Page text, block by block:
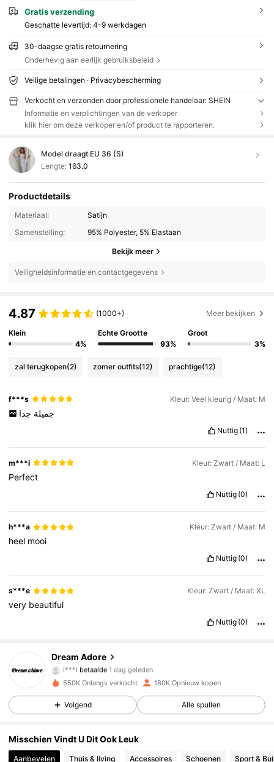
Gratis verzending
Geschatte levertijd: 4-9 werkdagen
30-daagse gratis retournering
Onderhevig aan eerlijk gebruiksbeleid
Veilige betalingen · Privacybescherming
Verkocht en verzonden door professionele handelaar: SHEIN
Informatie en verplichtingen van de verkoper
klik hier om deze verkoper en/of product te rapporteren.
Model draagt:EU 36 (S)
Lengte: 163.0
Productdetails
Materiaal:
Satijn
Samenstelling:
95% Polyester, 5% Elastaan
Bekijk meer
Veiligheidsinformatie en contactgegevens
4.87 (1000+) Meer bekijken
Klein
4%
Echte Grootte
93%
Groot
3%
zal terugkopen(2) zomer outfits(12) prachtige(12)
f***s Kleur: Veel kleurig / Maat: M
جميلة جدا
Nuttig (1)
m***i Kleur: Zwart / Maat: L
Perfect
Nuttig (0)
h***a Kleur: Zwart / Maat: M
heel mooi
Nuttig (0)
s***e Kleur: Zwart / Maat: XL
very beautiful
Nuttig (0)
Dream Adore
4.90
92K Volgers
l***l betaalde 1 dag geleden
4.90 92K Volgers
4.90 92K Volgers
550K Onlangs verkocht 180K Opnieuw kopen
Volgend Alle spullen
Misschien Vindt U Dit Ook Leuk
Aanbevelen Thuis & living Accessoires Schoenen Sport &